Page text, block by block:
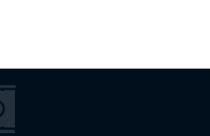
with human and vehicle target